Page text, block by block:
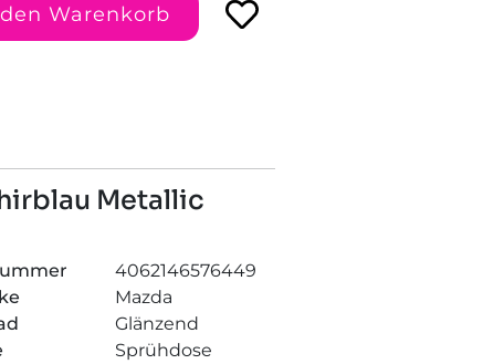
Warenkorb
Metallic
4062146576449
Mazda
Glänzend
Sprühdose